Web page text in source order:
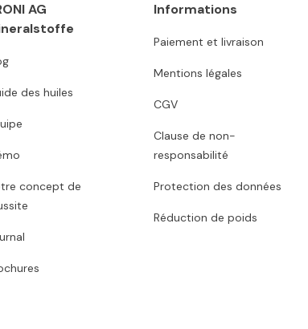
AG
des huiles
concept de
Informations
Paiement et livraison
Mentions légales
CGV
Clause de non-
responsabilité
Protection des données
Réduction de poids